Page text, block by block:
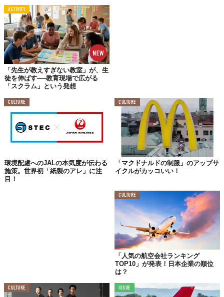
ACTIVITY
「先生が教えすぎない教室」が、生
徒を伸ばす──教育現場で広がる
「スクラム」という発想
CULTURE
環境配慮へのJALの本気度が伝わる
施策。世界初「紙製のアレ」に注
目！
CULTURE
「マクドナルドの制服」のアップサ
イクルがカッコいい！
CULTURE
「人気の航空会社ランキング
TOP10」が発表！日本企業の順位
は？
CULTURE ISSUE